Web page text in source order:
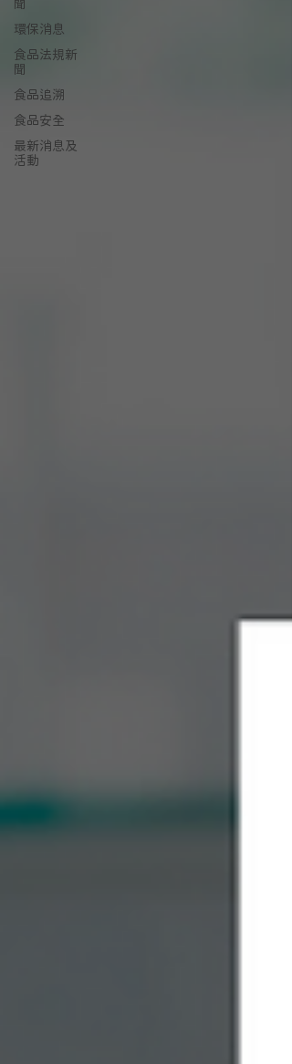
聞
環保消息
食品法規新
聞
食品追溯
食品安全
最新消息及
活動